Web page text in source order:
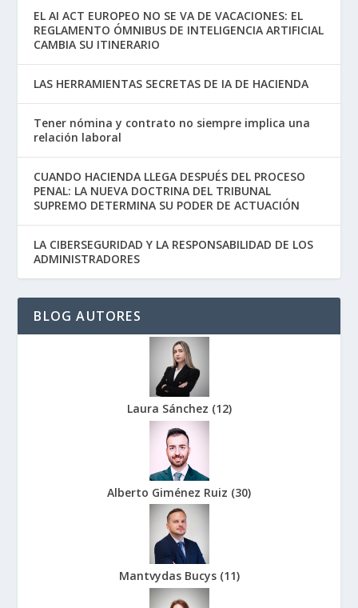
EL AI ACT EUROPEO NO SE VA DE VACACIONES: EL
REGLAMENTO ÓMNIBUS DE INTELIGENCIA ARTIFICIAL
CAMBIA SU ITINERARIO
LAS HERRAMIENTAS SECRETAS DE IA DE HACIENDA
Tener nómina y contrato no siempre implica una
relación laboral
CUANDO HACIENDA LLEGA DESPUÉS DEL PROCESO
PENAL: LA NUEVA DOCTRINA DEL TRIBUNAL
SUPREMO DETERMINA SU PODER DE ACTUACIÓN
LA CIBERSEGURIDAD Y LA RESPONSABILIDAD DE LOS
ADMINISTRADORES
BLOG AUTORES
Laura Sánchez (12)
Alberto Giménez Ruiz (30)
Mantvydas Bucys (11)